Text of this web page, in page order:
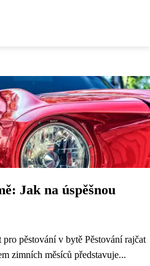
Jak na úspěšnou
pěstování v bytě Pěstování rajčat
zimních měsíců představuje...